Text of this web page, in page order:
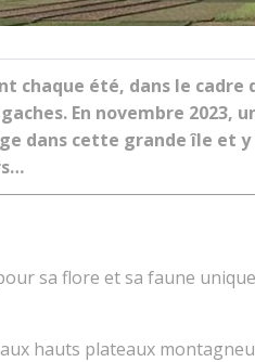
chaque été, dans le cadre
En novembre 2023,
dans cette grande île et
sa flore et sa faune
hauts plateaux